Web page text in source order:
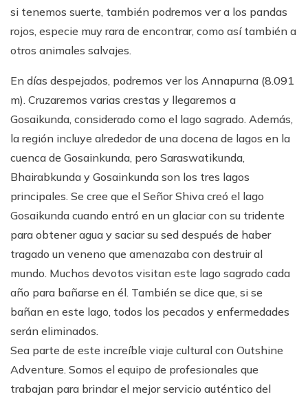
si tenemos suerte, también podremos ver a los pandas
rojos, especie muy rara de encontrar, como así también a
otros animales salvajes.
En días despejados, podremos ver los Annapurna (8.091
m). Cruzaremos varias crestas y llegaremos a
Gosaikunda, considerado como el lago sagrado. Además,
la región incluye alrededor de una docena de lagos en la
cuenca de Gosainkunda, pero Saraswatikunda,
Bhairabkunda y Gosainkunda son los tres lagos
principales. Se cree que el Señor Shiva creó el lago
Gosaikunda cuando entró en un glaciar con su tridente
para obtener agua y saciar su sed después de haber
tragado un veneno que amenazaba con destruir al
mundo. Muchos devotos visitan este lago sagrado cada
año para bañarse en él. También se dice que, si se
bañan en este lago, todos los pecados y enfermedades
serán eliminados.
Sea parte de este increíble viaje cultural con Outshine
Adventure. Somos el equipo de profesionales que
trabajan para brindar el mejor servicio auténtico del